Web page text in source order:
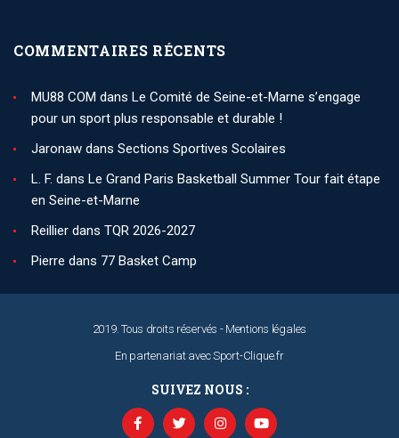
COMMENTAIRES RÉCENTS
MU88 COM dans Le Comité de Seine-et-Marne s’engage
pour un sport plus responsable et durable !
Jaronaw dans Sections Sportives Scolaires
L. F. dans Le Grand Paris Basketball Summer Tour fait étape
en Seine-et-Marne
Reillier dans TQR 2026-2027
Pierre dans 77 Basket Camp
2019. Tous droits réservés - Mentions légales
En partenariat avecSport-Clique.fr
SUIVEZ NOUS :